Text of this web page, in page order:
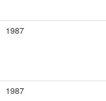
1987
1987